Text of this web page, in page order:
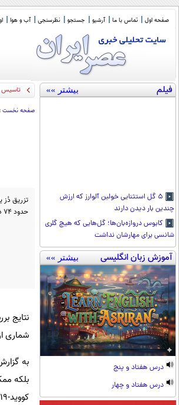
صفحه اول تماس با ما آرشیو جستجو نظرسنجی آب و هوا
فیلم بیشتر »»
۵ گل استثنایی خولین آلوارز که ارزش
چندین بار دیدن دارند
کابوس دروازه‌بان‌ها؛ گل‌هایی که هیچ گلری
شانسی برای مهارشان نداشت
آموزش زبان انگلیسی بیشتر »»
درس هفتاد و پنج
درس هفتاد و چهار
تاسیس
صفحه نخست
تزریق دُز
حدود ۷۴ درصد کمتر می کند.
شماری
بلکه
کووید-۱۹ است.